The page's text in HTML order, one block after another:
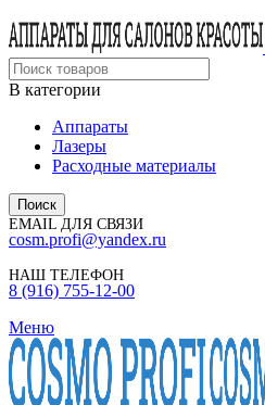
В категории
Аппараты
Лазеры
Расходные материалы
Поиск
EMAIL ДЛЯ СВЯЗИ
cosm.profi@yandex.ru
НАШ ТЕЛЕФОН
8 (916) 755-12-00
Меню